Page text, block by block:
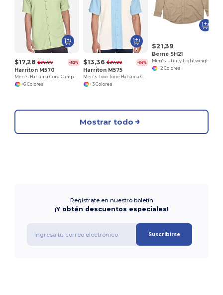
$17,28 $36,00 -52%
Harriton M570
Men's Bahama Cord Camp Shirt
+6 Colores
$13,36 $37,00 -64%
Harriton M575
Men's Two-Tone Bahama Cord Camp Shirt
+3 Colores
$21,39
Berne SH21
+2 Colores
Mostrar todo
Regístrate en nuestro boletín
¡Y obtén descuentos especiales!
Suscribirse